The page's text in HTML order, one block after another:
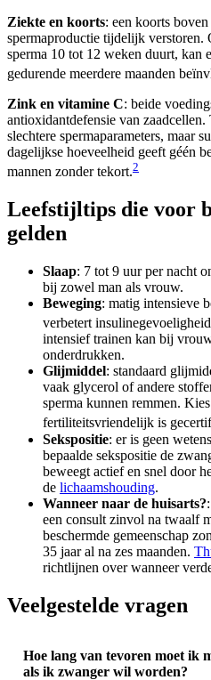
Ziekte en koorts: een koorts
spermaproductie tijdelijk verstoren.
sperma 10 tot 12 weken duurt, kan
gedurende meerdere maanden
Zink en vitamine C: beide
antioxidantdefensie van zaadcellen.
slechtere spermaparameters, maar
dagelijkse hoeveelheid geeft géén
mannen zonder tekort.2
Leefstijltips die voor
gelden
Slaap: 7 tot 9 uur per nacht
bij zowel man als vrouw.
Beweging: matig intensieve
verbetert
intensief trainen kan bij
onderdrukken.
Glijmiddel: standaard
vaak glycerol of andere
sperma kunnen remmen.
fertiliteitsvriendelijk is
Sekspositie: er is geen
bepaalde sekspositie de
beweegt actief en snel door
de lichaamshouding.
Wanneer naar de huisarts?
een consult zinvol na twaalf
beschermde gemeenschap
35 jaar al na zes maanden.
richtlijnen over wanneer
Veelgestelde vragen
Hoe lang van tevoren moet ik
als ik zwanger wil worden?